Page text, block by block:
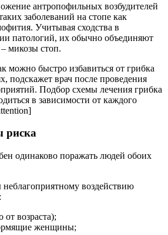
антропофильных возбудителей
заболеваний на стопе как
Учитывая сходства в
патологий, их обычно объединяют
микозы стоп.
можно быстро избавиться от грибка
подскажет врач после проведения
Подбор схемы лечения грибка
в зависимости от каждого
риска
одинаково поражать людей обоих
воздействию
от возраста);
женщины;